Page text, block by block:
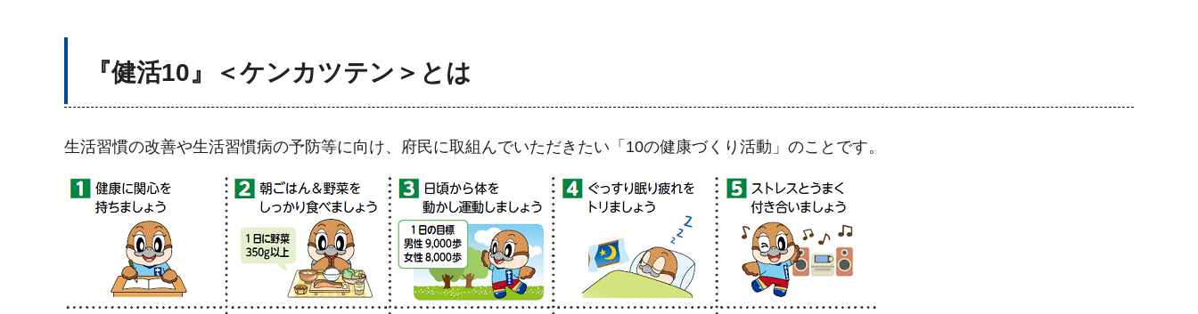
『健活10』＜ケンカツテン＞とは
生活習慣の改善や生活習慣病の予防等に向け、府民に取組んでいただきたい「10の健康づくり活動」のことです。